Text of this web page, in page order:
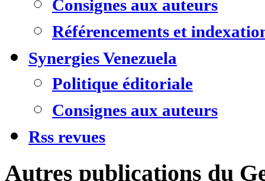
Consignes aux auteurs
Référencements et
Synergies Venezuela
Politique éditoriale
Consignes aux auteurs
Rss revues
Autres publications du